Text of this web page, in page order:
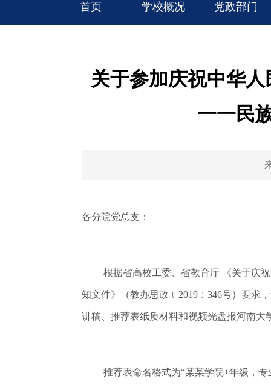
首页 学校概况 党政部门
关于参加庆祝中华
一一民
各分院党总支：
根据省高校工委、省教育厅 《关于庆
知文件》（教办思政﹝2019﹞346号）要求
讲稿、推荐表纸质材料和视频光盘报河南大
推荐表命名格式为“某某学院+年级，